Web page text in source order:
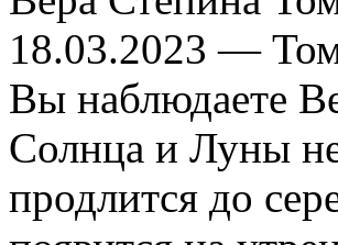
18.03.2023 —
Вы наблюдаете
Солнца и Луны
продлится до